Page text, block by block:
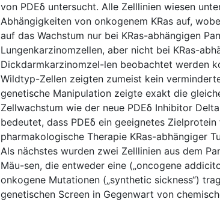
von PDEδ untersucht. Alle Zelllinien wiesen
Abhängigkeiten von onkogenem KRas auf,
auf das Wachstum nur bei KRas-abhängigen
Lungenkarzinomzellen, aber nicht bei KRas-
Dickdarmkarzinomzel-len beobachtet werden
Wildtyp-Zellen zeigten zumeist kein
genetische Manipulation zeigte exakt die
Zellwachstum wie der neue PDEδ Inhibitor
bedeutet, dass PDEδ ein geeignetes
pharmakologische Therapie KRas-abhängiger
Als nächstes wurden zwei Zelllinien aus dem
Mäu-sen, die entweder eine („oncogene
onkogene Mutationen („synthetic sickness“)
genetischen Screen in Gegenwart von